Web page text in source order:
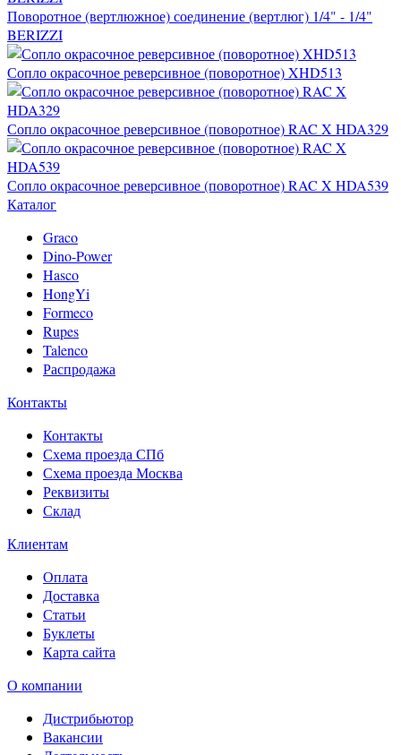
Поворотное (вертлюжное) соединение (вертлюг) 1/4" - 1/4"
BERIZZI
Сопло окрасочное реверсивное (поворотное) XHD513
Сопло окрасочное реверсивное (поворотное) RAC X HDA329
Сопло окрасочное реверсивное (поворотное) RAC X HDA539
Каталог
Graco
Dino-Power
Hasco
HongYi
Formeco
Rupes
Talenco
Распродажа
Контакты
Контакты
Схема проезда СПб
Схема проезда Москва
Реквизиты
Склад
Клиентам
Оплата
Доставка
Статьи
Буклеты
Карта сайта
О компании
Дистрибьютор
Вакансии